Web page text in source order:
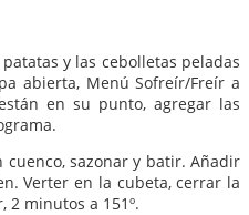
y las cebolletas peladas
abierta, Menú Sofreír/Freír a
en su punto, agregar las
cuenco, sazonar y batir. Añadir
Verter en la cubeta, cerrar la
2 minutos a 151º.